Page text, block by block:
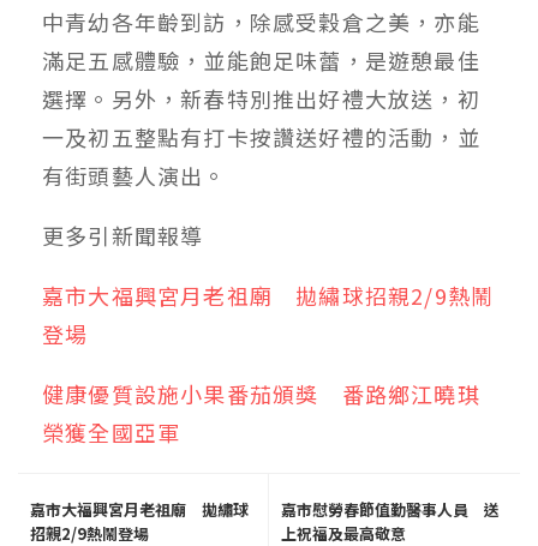
中青幼各年齡到訪，除感受穀倉之美，亦能
滿足五感體驗，並能飽足味蕾，是遊憩最佳
選擇。另外，新春特別推出好禮大放送，初
一及初五整點有打卡按讚送好禮的活動，並
有街頭藝人演出。
更多引新聞報導
嘉市大福興宮月老祖廟 拋繡球招親2/9熱鬧
登場
健康優質設施小果番茄頒獎 番路鄉江曉琪
榮獲全國亞軍
嘉市大福興宮月老祖廟 拋繡球
招親2/9熱鬧登場
嘉市慰勞春節值勤醫事人員 送
上祝福及最高敬意